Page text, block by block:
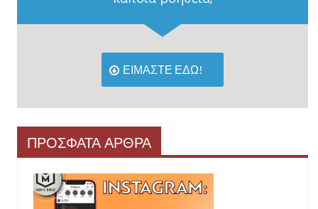
ΕΙΜΑΣΤΕ ΕΔΩ!
ΠΡΟΣΦΑΤΑ ΑΡΘΡΑ